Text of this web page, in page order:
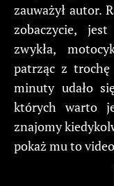
zauważył autor.
zobaczycie,
zwykła,
patrząc z
minuty udało
których warto
znajomy
pokaż mu to